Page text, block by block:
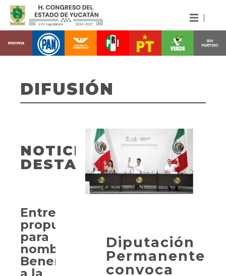
DIFUSIÓN
Diputación
Permanente
convoca
NOTICIAS
DESTACADAS
Entregan
propuesta
para
nombrar
Benemérita